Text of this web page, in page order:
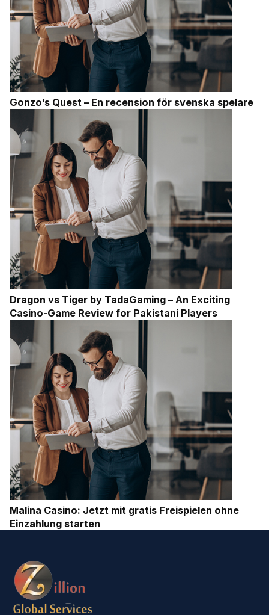
Gonzo’s Quest – En recension för svenska spelare
Dragon vs Tiger by TadaGaming – An Exciting
Casino-Game Review for Pakistani Players
Malina Casino: Jetzt mit gratis Freispielen ohne
Einzahlung starten